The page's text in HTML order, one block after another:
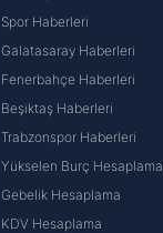
Spor Haberleri
Galatasaray Haberleri
Fenerbahçe Haberleri
Beşiktaş Haberleri
Trabzonspor Haberleri
Yükselen Burç Hesaplama
Gebelik Hesaplama
KDV Hesaplama